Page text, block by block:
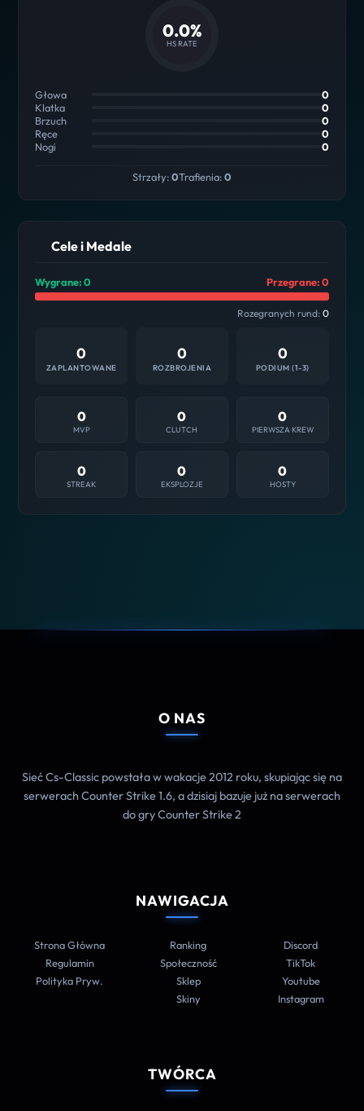
0.0%
HS RATE
Głowa
0
Klatka
0
Brzuch
0
Ręce
0
Nogi
0
Strzały:0Trafienia:0
Cele i Medale
Wygrane: 0 Przegrane: 0
Rozegranych rund: 0
0
ZAPLANTOWANE
0
ROZBROJENIA
0
PODIUM (1-3)
0
MVP
0
CLUTCH
0
PIERWSZA KREW
0
STREAK
0
EKSPLOZJE
0
HOSTY
O NAS
Sieć Cs-Classic powstała w wakacje 2012 roku, skupiając się na
serwerach Counter Strike 1.6, a dzisiaj bazuje już na serwerach
do gry Counter Strike 2
NAWIGACJA
Strona Główna
Regulamin
Polityka Pryw.
Ranking
Społeczność
Sklep
Skiny
Discord
TikTok
Youtube
Instagram
TWÓRCA